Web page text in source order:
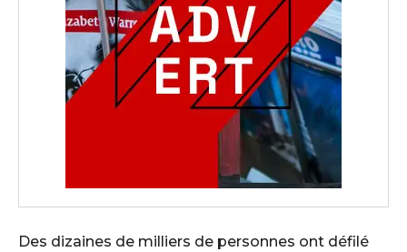
Des dizaines de milliers de personnes ont défilé